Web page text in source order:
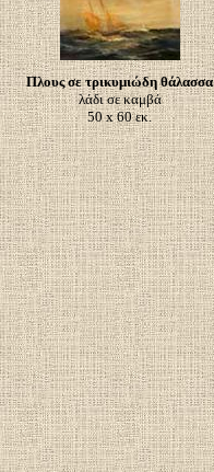
Πλους σε τρικυμιώδη θάλασσα
λάδι σε καμβά
50 x 60 εκ.